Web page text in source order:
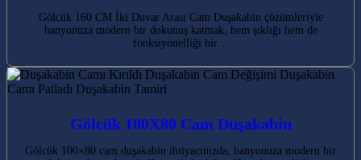
Gölcük 160 CM İki Duvar Arası Cam Duşakabin çözümleriyle
banyonuza modern bir dokunuş katmak, hem şıklığı hem de
fonksiyonelliği bir…
Gölcük 100X80 Cam Duşakabin
Gölcük 100×80 cam duşakabin ihtiyacınızda, banyonuza modern bir